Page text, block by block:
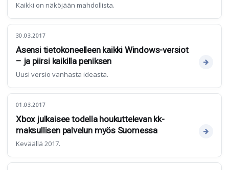
Kaikki on näköjään mahdollista.
30.03.2017
Asensi tietokoneelleen kaikki Windows-versiot
– ja piirsi kaikilla peniksen
Uusi versio vanhasta ideasta.
01.03.2017
Xbox julkaisee todella houkuttelevan kk-
maksullisen palvelun myös Suomessa
Keväällä 2017.